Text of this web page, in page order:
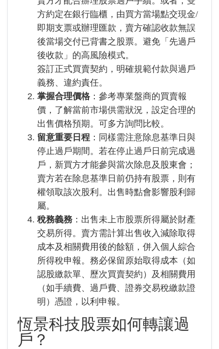
方約定在銀行臨櫃，由買方當場點交現金/
即期支票或辦理匯款，賣方確認收款無誤
後當場交付已背書之股票。避免「先過戶
後收款」的高風險模式。
簽訂正式買賣契約，明確規範付款與過戶
義務、違約責任。
掌握合理價格：參考專業盤商的買賣報
價，了解當前市場供需狀況，設定合理的
出售價格預期。可多方詢問比較。
留意重要日程 ：同樣需注意除息基準日與
停止過戶期間。若在停止過戶日前完成過
戶，新買方才能參與當次除息及股東會；
賣方若在除息基準日前仍持有股票，則有
權領取該次股利。出售時點會影響股利歸
屬。
稅務義務 ：出售未上市股票所得屬於財產
交易所得。賣方需計算出售收入減除取得
成本及相關費用後的餘額，併入個人綜合
所得稅申報。務必保留原始取得成本（如
認股繳款單、歷次買賣契約）及相關費用
（如手續費、過戶費、證券交易稅繳款證
明）憑證，以利申報。
恆景科技股票如何轉讓過
戶？